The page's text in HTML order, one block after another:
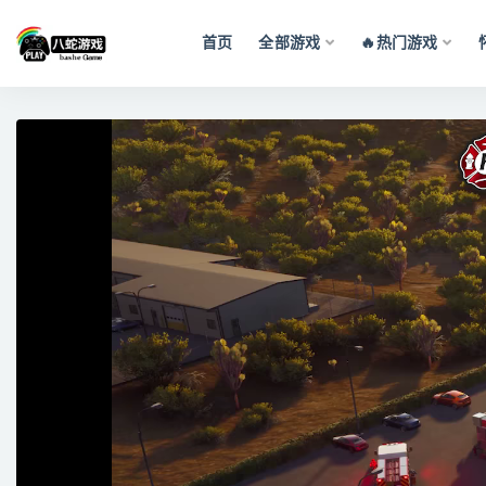
首页 全部游戏 🔥热门游戏